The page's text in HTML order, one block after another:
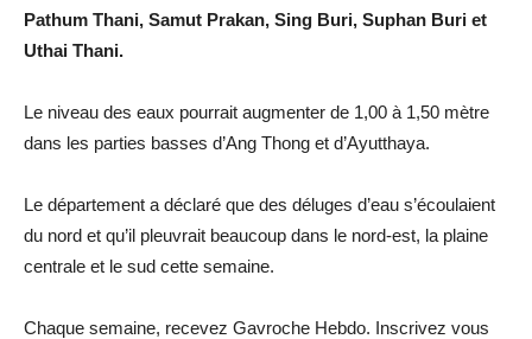
Pathum Thani, Samut Prakan, Sing Buri, Suphan Buri et
Uthai Thani.
Le niveau des eaux pourrait augmenter de 1,00 à 1,50 mètre
dans les parties basses d’Ang Thong et d’Ayutthaya.
Le département a déclaré que des déluges d’eau s’écoulaient
du nord et qu’il pleuvrait beaucoup dans le nord-est, la plaine
centrale et le sud cette semaine.
Chaque semaine, recevez Gavroche Hebdo. Inscrivez vous